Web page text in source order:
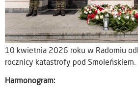
10 kwietnia 2026 roku w Radomiu
rocznicy katastrofy pod Smoleńskiem.
Harmonogram: